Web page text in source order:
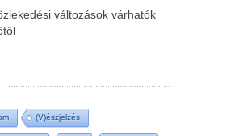
változások várhatók
(V)észjelzés